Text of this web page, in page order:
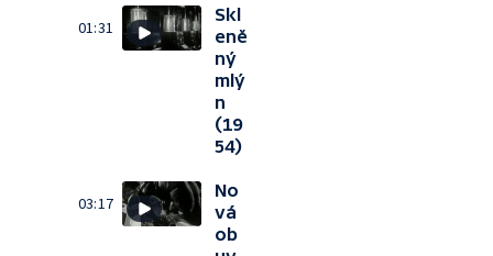
01:31
Skl
eně
ný
mlý
n
(19
54)
03:17
No
vá
ob